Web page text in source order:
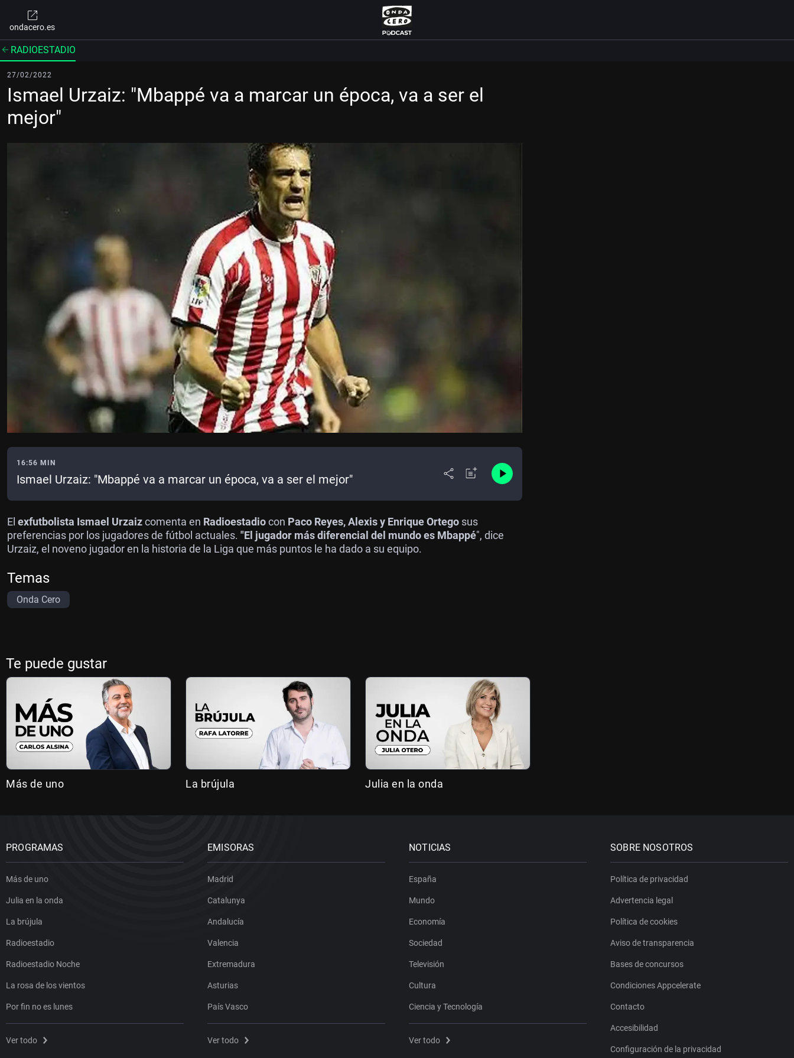
ondacero.es
RADIOESTADIO
27/02/2022
Ismael Urzaiz: "Mbappé va a marcar un época, va a ser el
mejor"
16:56 MIN
Ismael Urzaiz: "Mbappé va a marcar un época, va a ser el mejor"
El exfutbolista Ismael Urzaizcomenta en Radioestadiocon Paco Reyes, Alexis y Enrique Ortego sus
preferencias por los jugadores de fútbol actuales. "El jugador más diferencial del mundo es Mbappé", dice
Urzaiz, el noveno jugador en la historia de la Liga que más puntos le ha dado a su equipo.
Temas
Onda Cero
Te puede gustar
Más de uno La brújula Julia en la onda
PROGRAMAS
Más de uno
Julia en la onda
La brújula
Radioestadio
Radioestadio Noche
La rosa de los vientos
Por fin no es lunes
Ver todo
EMISORAS
Madrid
Catalunya
Andalucía
Valencia
Extremadura
Asturias
País Vasco
Ver todo
NOTICIAS
España
Mundo
Economía
Sociedad
Televisión
Cultura
Ciencia y Tecnología
Ver todo
SOBRE NOSOTROS
Política de privacidad
Advertencia legal
Política de cookies
Aviso de transparencia
Bases de concursos
Condiciones Appcelerate
Contacto
Accesibilidad
Configuración de la privacidad